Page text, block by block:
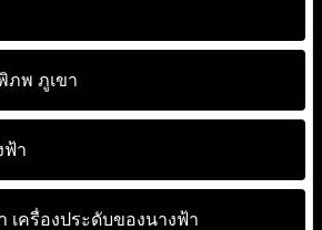
ภพ ภูเขา
ฟ้า
เครื่องประดับของนางฟ้า